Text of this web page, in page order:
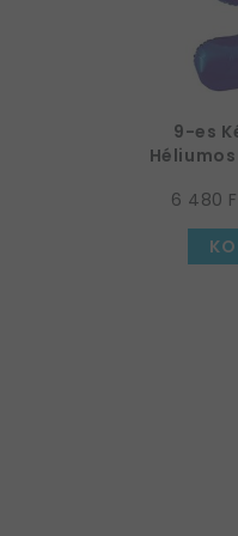
9-es
6 480